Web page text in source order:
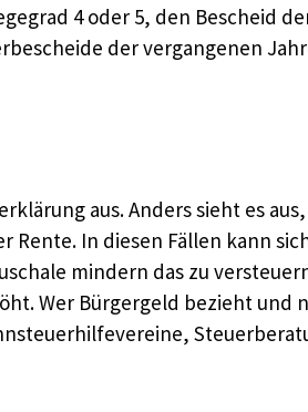
4 oder 5, den Bescheid
der vergangenen
aus. Anders sieht es
In diesen Fällen kann
mindern das zu
Wer Bürgergeld bezieht und